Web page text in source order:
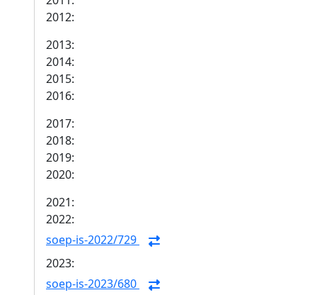
2012:
2013:
2014:
2015:
2016:
2017:
2018:
2019:
2020:
2021:
2022:
soep-is-2022/729
2023:
soep-is-2023/680